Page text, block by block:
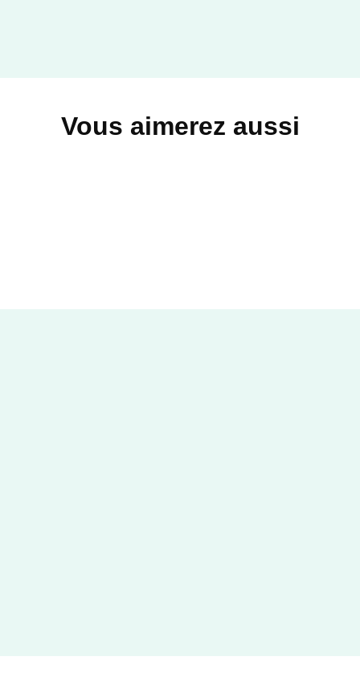
Vous aimerez aussi